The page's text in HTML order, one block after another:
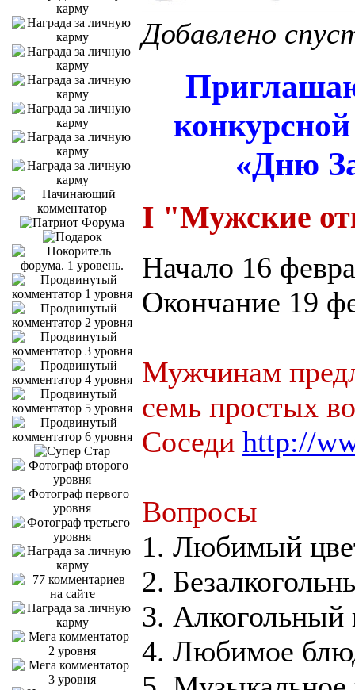
Добавлено
«Дню
I "Мужские
Начало 16
Окончание 19
Мужчинам
семь простых
Соседи http://
Вопросы
1. Любимый
2.
3. Алкогольный
4. Любимое